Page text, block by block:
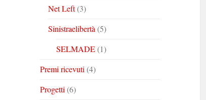
Net Left(3)
Sinistraelibertà (5)
SELMADE(1)
Premi ricevuti (4)
Progetti (6)